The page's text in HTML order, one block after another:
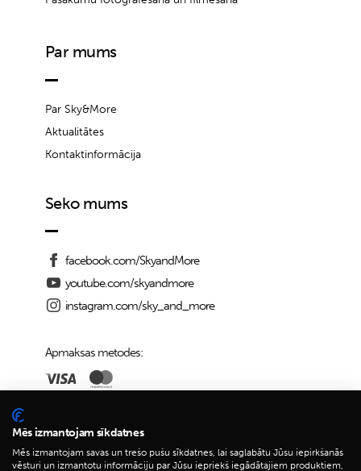
Par mums
Par Sky&More
Aktualitātes
Kontaktinformācija
Seko mums
facebook.com/SkyandMore
youtube.com/skyandmore
instagram.com/sky_and_more
Apmaksas metodes:
Piegādes iespējas:
Mēs izmantojam sīkdatnes
Mēs izmantojam savas un trešo pušu sīkdatnes, lai saglabātu Jūsu iepirkšanās
vēsturi un izmantotu informāciju par Jūsu iepriekš iegādātajiem produktiem,